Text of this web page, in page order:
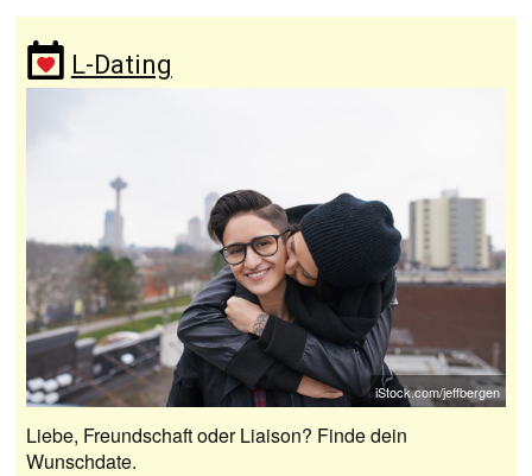
L-Dating
iStock.com/jeffbergen
Liebe, Freundschaft oder Liaison? Finde dein
Wunschdate.